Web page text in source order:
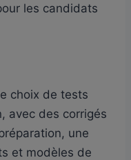
les candidats
choix de tests
avec des corrigés
une
et modèles de